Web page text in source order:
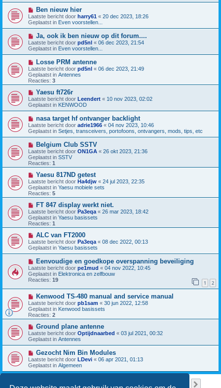
w
b
e
r
i
c
h
t
N
i
e
u
w
b
e
r
i
h
t
Ben nieuw hier
Laatste bericht door harry61 « 20 dec 2023, 18:26
Geplaatst in Even voorstellen...
N
i
e
u
w
b
e
r
i
t
Ja, ook ik ben nieuw op dit forum....
Laatste bericht door pd5nl « 06 dec 2023, 21:54
Geplaatst in Even voorstellen...
N
i
e
u
w
b
r
i
h
t
Losse PRM antenne
Laatste bericht door pd5nl « 06 dec 2023, 21:49
Geplaatst in Antennes
Reacties: 3
N
i
e
u
b
e
r
i
h
t
Yaesu ft726r
Laatste bericht door Leendert « 10 nov 2023, 02:02
Geplaatst in KENWOOD
N
i
e
u
w
b
e
r
i
t
nasa target hf ontvanger backlight
Laatste bericht door adrie1966 « 04 nov 2023, 10:46
Geplaatst in Setjes, transceivers, portofoons, ontvangers, mods, tips, etc
N
i
e
u
w
b
r
i
c
h
Belgium Club SSTV
Laatste bericht door ON1GA « 26 okt 2023, 21:36
Geplaatst in SSTV
Reacties: 1
N
i
e
u
w
b
e
r
i
c
Yaesu 817ND getest
Laatste bericht door Ha4djw « 24 jul 2023, 22:35
Geplaatst in Yaesu mobiele sets
Reacties: 5
N
i
e
u
w
e
r
i
h
t
FT 847 display werkt niet.
Laatste bericht door Pa3eqa « 26 mar 2023, 18:42
Geplaatst in Yaesu basissets
Reacties: 1
N
i
e
u
w
b
e
r
i
h
ALC van FT2000
Laatste bericht door Pa3eqa « 08 dec 2022, 00:13
Geplaatst in Yaesu basissets
N
i
e
u
w
b
e
r
i
c
h
Eenvoudige en goedkope overspanning beveiliging
Laatste bericht door pe1mud « 04 nov 2022, 10:45
Geplaatst in Elektronica en zelfbouw
Reacties: 19 1 2
N
i
e
u
w
b
r
i
h
t
Kenwood TS-480 manual and service manual
Laatste bericht door pb1sam « 30 jun 2022, 12:58
Geplaatst in Kenwood basissets
Reacties: 2
N
i
e
u
w
b
e
r
i
Ground plane antenne
Laatste bericht door Optijdnaarbed « 03 jul 2021, 00:32
Geplaatst in Antennes
N
i
e
u
w
Gezocht Nim Bin Modules
Laatste bericht door LDevi « 06 apr 2021, 01:13
Geplaatst in Algemeen
Er zijn 949 resultaten gevonden van
1 2 3 4 5 …